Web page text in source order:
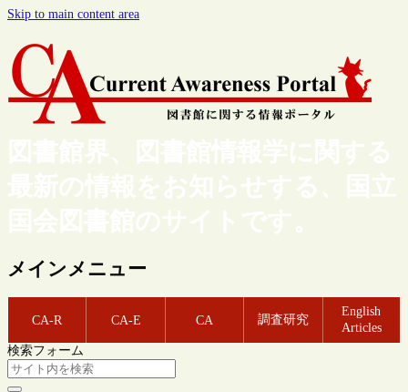
Skip to main content area
図書館界、図書館情報学に関する
最新の情報をお知らせする、国立
国会図書館のサイトです。
メインメニュー
CA-R CA-E CA 調査研究
English
Articles
検索フォーム